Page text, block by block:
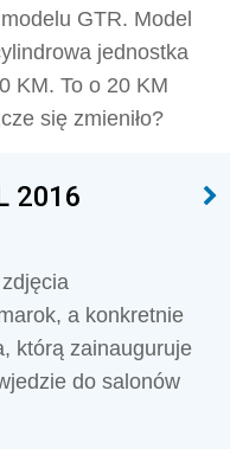
GTR. Model
jednostka
KM. To o 20 KM
się zmieniło?
2016
a konkretnie
którą zainauguruje
do salonów